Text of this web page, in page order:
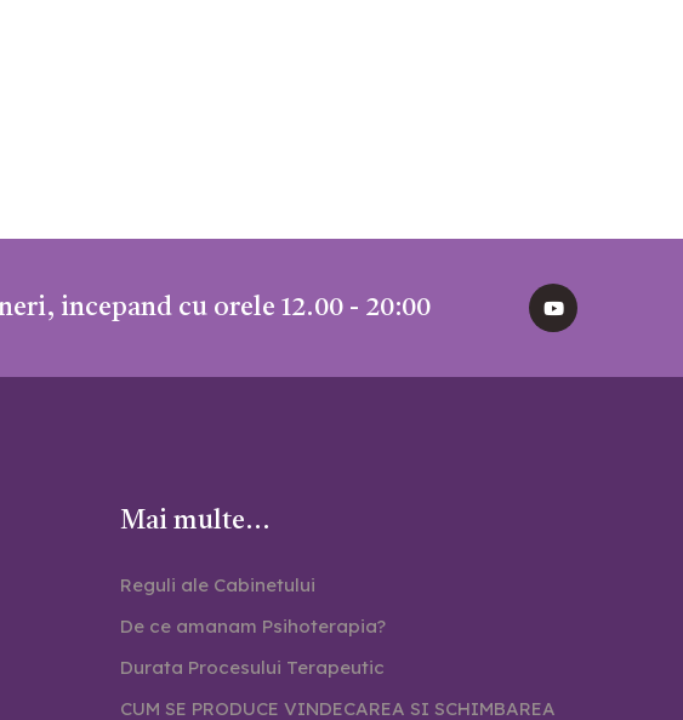
incepand cu orele 12.00 - 20:00
Mai multe...
Reguli ale Cabinetului
De ce amanam Psihoterapia?
Durata Procesului Terapeutic
CUM SE PRODUCE VINDECAREA SI SCHIMBAREA